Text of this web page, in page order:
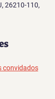
26210-110,
convidados